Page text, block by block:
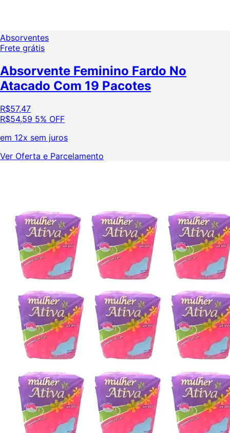
Absorventes
Frete grátis
Absorvente Feminino Fardo No
Atacado Com 19 Pacotes
R$57,47
R$54,59 5% OFF
em 12x sem juros
Ver Oferta e Parcelamento